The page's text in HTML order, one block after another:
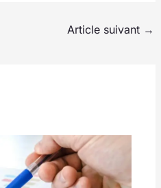
Article suivant →